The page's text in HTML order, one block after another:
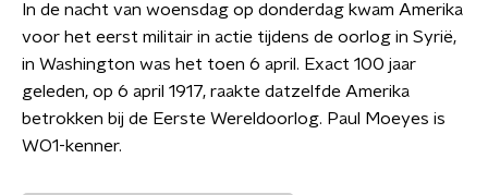
In de nacht van woensdag op donderdag kwam Amerika
voor het eerst militair in actie tijdens de oorlog in Syrië,
in Washington was het toen 6 april. Exact 100 jaar
geleden, op 6 april 1917, raakte datzelfde Amerika
betrokken bij de Eerste Wereldoorlog. Paul Moeyes is
WO1-kenner.